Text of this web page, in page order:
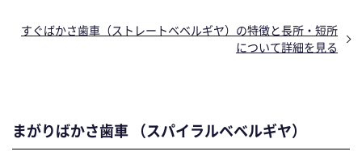
すぐばかさ歯車（ストレートベベルギヤ）の特徴と長所・短所
について詳細を見る
まがりばかさ歯車 （スパイラルベベルギヤ）